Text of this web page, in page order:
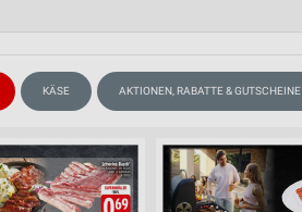
KÄSE AKTIONEN, RABATTE & GUTSCHEINE